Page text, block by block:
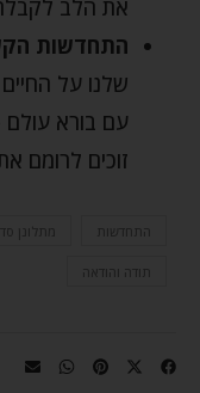
את הלב
התחדשות
שלנו על
עם בורא עולם
זוכים לרומם
התחדשות מתלונן
תודה והודאה